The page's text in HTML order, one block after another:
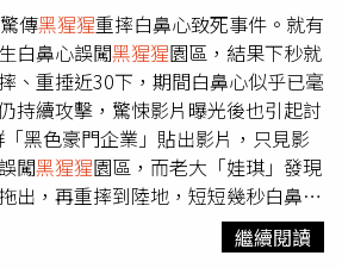
傳黑猩猩重摔白鼻心致死事件。就有
白鼻心誤闖黑猩猩園區，結果下秒就
、重捶近30下，期間白鼻心似乎已毫
持續攻擊，驚悚影片曝光後也引起討
黑色豪門企業」貼出影片，只見影
闖黑猩猩園區，而老大「娃琪」發現
出，再重摔到陸地，短短幾秒白鼻心
似乎非常激動，不只站起來露出牙
鼻心身上多次重捶，前後拋摔攻擊近
繼續閱讀